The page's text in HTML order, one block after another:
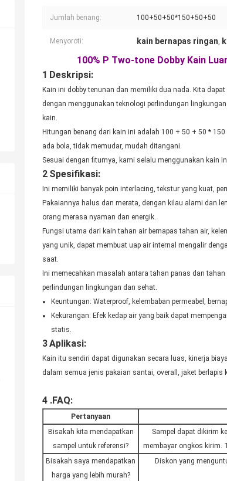
Jumlah benang: 100+50+50*150+50+50
Menyoroti: kain bernapas ringan,
100% P Two-tone Dobby Kain
1 Deskripsi:
Kain ini dobby tenunan dan memiliki dua nada. Kita
dengan menggunakan teknologi perlindungan
kain.
Hitungan benang dari kain ini adalah 100 + 50 + 50 *
ada bola, tidak memudar, mudah ditangani.
Sesuai dengan fiturnya, kami selalu menggunakan kain
2 Spesifikasi:
Ini memiliki banyak poin interlacing, tekstur yang kuat,
Pakaiannya halus dan merata, dengan kilau alami dan
orang merasa nyaman dan energik.
Fungsi utama dari kain tahan air bernapas tahan air,
yang unik, dapat membuat uap air internal mengalir
saat.
Ini memecahkan masalah antara tahan panas dan
perlindungan lingkungan dan sehat.
Keuntungan: Waterproof, kelembaban permeabel,
Kekurangan: Efek kedap air yang baik dapat
statis.
3Aplikasi:
Kain itu sendiri dapat digunakan secara luas, kinerja
dalam semua jenis pakaian santai, overall, jaket
4 .FAQ:
Pertanyaan
Bisakah kita mendapatkan
sampel untuk referensi?
Sampel dapat dikirim
membayar ongkos kirim.
Bisakah saya mendapatkan
harga yang lebih murah?
Diskon yang